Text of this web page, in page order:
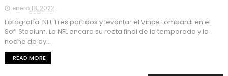
enero 18, 2022
Fotografía: NFL Tres partidos y levantar el Vince Lombardi en el
Sofi Stadium. La NFL encara su recta final de la temporada y la
noche de ay...
READ MORE